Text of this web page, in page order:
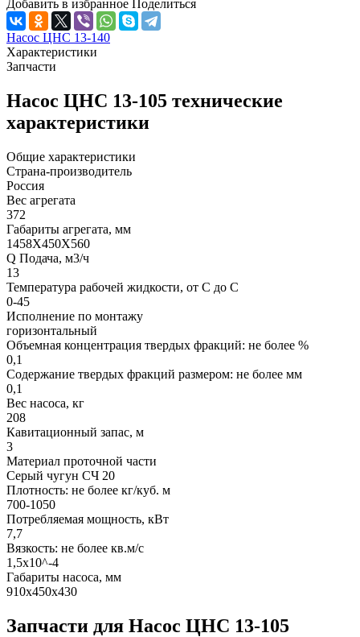
Добавить в избранное Поделиться
Насос ЦНС 13-140
Характеристики
Запчасти
Насос ЦНС 13-105 технические
характеристики
Общие характеристики
Страна-производитель
Россия
Вес агрегата
372
Габариты агрегата, мм
1458Х450Х560
Q Подача, м3/ч
13
Температура рабочей жидкости, от С до С
0-45
Исполнение по монтажу
горизонтальный
Объемная концентрация твердых фракций: не более %
0,1
Содержание твердых фракций размером: не более мм
0,1
Вес насоса, кг
208
Кавитационный запас, м
3
Материал проточной части
Серый чугун СЧ 20
Плотность: не более кг/куб. м
700-1050
Потребляемая мощность, кВт
7,7
Вязкость: не более кв.м/с
1,5х10^-4
Габариты насоса, мм
910х450х430
Запчасти для Насос ЦНС 13-105